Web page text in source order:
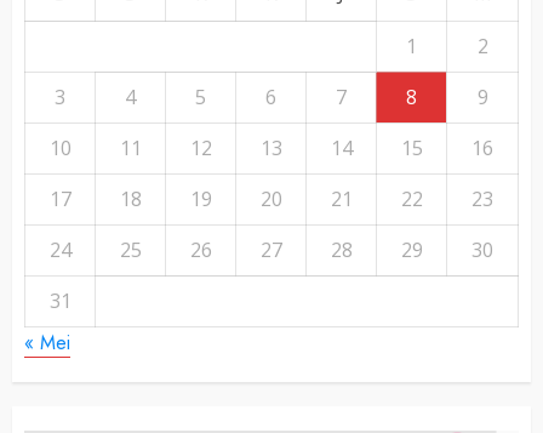
1
2
3
4 5 6 7 8
9
10
11 12 13 14 15
16
17
18 19 20 21 22
23
24
25 26 27 28 29
30
31
« Mei